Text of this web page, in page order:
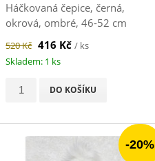
Háčkovaná čepice, černá,
okrová, ombré, 46-52 cm
520 Kč 416 Kč / ks
Skladem: 1 ks
DO KOŠÍKU
-20%